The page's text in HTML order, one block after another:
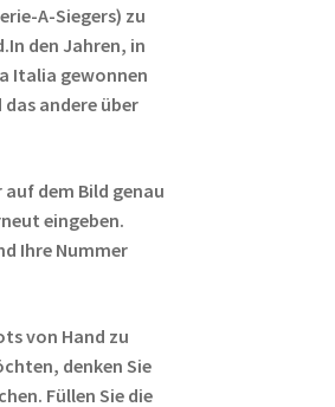
A-Siegers) zu
den Jahren, in
Italia gewonnen
andere über
auf dem Bild genau
eingeben.
Ihre Nummer
von Hand zu
denken Sie
Füllen Sie die